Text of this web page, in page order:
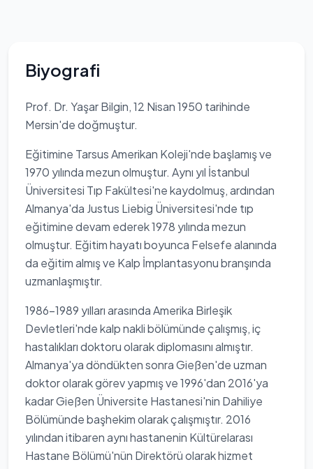
Biyografi
Prof. Dr. Yaşar Bilgin, 12 Nisan 1950 tarihinde
Mersin'de doğmuştur.
Eğitimine Tarsus Amerikan Koleji'nde başlamış ve
1970 yılında mezun olmuştur. Aynı yıl İstanbul
Üniversitesi Tıp Fakültesi'ne kaydolmuş, ardından
Almanya'da Justus Liebig Üniversitesi'nde tıp
eğitimine devam ederek 1978 yılında mezun
olmuştur. Eğitim hayatı boyunca Felsefe alanında
da eğitim almış ve Kalp İmplantasyonu branşında
uzmanlaşmıştır.
1986-1989 yılları arasında Amerika Birleşik
Devletleri'nde kalp nakli bölümünde çalışmış, iç
hastalıkları doktoru olarak diplomasını almıştır.
Almanya'ya döndükten sonra Gießen'de uzman
doktor olarak görev yapmış ve 1996'dan 2016'ya
kadar Gießen Üniversite Hastanesi'nin Dahiliye
Bölümünde başhekim olarak çalışmıştır. 2016
yılından itibaren aynı hastanenin Kültürelarası
Hastane Bölümü'nün Direktörü olarak hizmet